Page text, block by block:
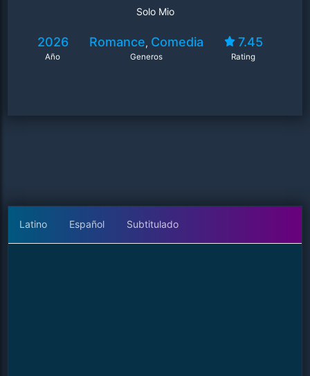
Solo Mio
2026
Año
Romance, Comedia
Generos
7.45
Rating
Latino Español Subtitulado